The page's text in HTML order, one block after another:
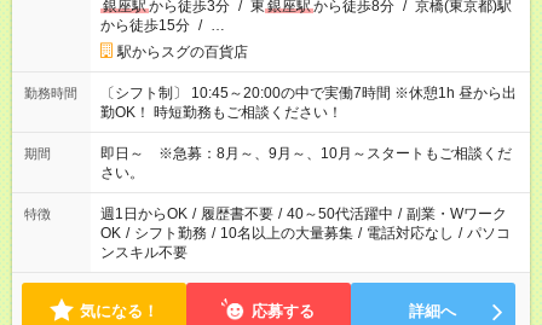
銀座駅から徒歩3分 / 東 銀座駅から徒歩8分 / 京橋(東京都)駅
から徒歩15分 / …
駅からスグの百貨店
勤務時間
〔シフト制〕 10:45～20:00の中で実働7時間 ※休憩1h 昼から出
勤OK！ 時短勤務もご相談ください！
期間
即日～ ※急募：8月～、9月～、10月～スタートもご相談くだ
さい。
特徴 週1日からOK / 履歴書不要 / 40～50代活躍中 / 副業・Wワーク
OK / シフト勤務 / 10名以上の大量募集 / 電話対応なし / パソコ
ンスキル不要
気になる！ 応募する 詳細へ